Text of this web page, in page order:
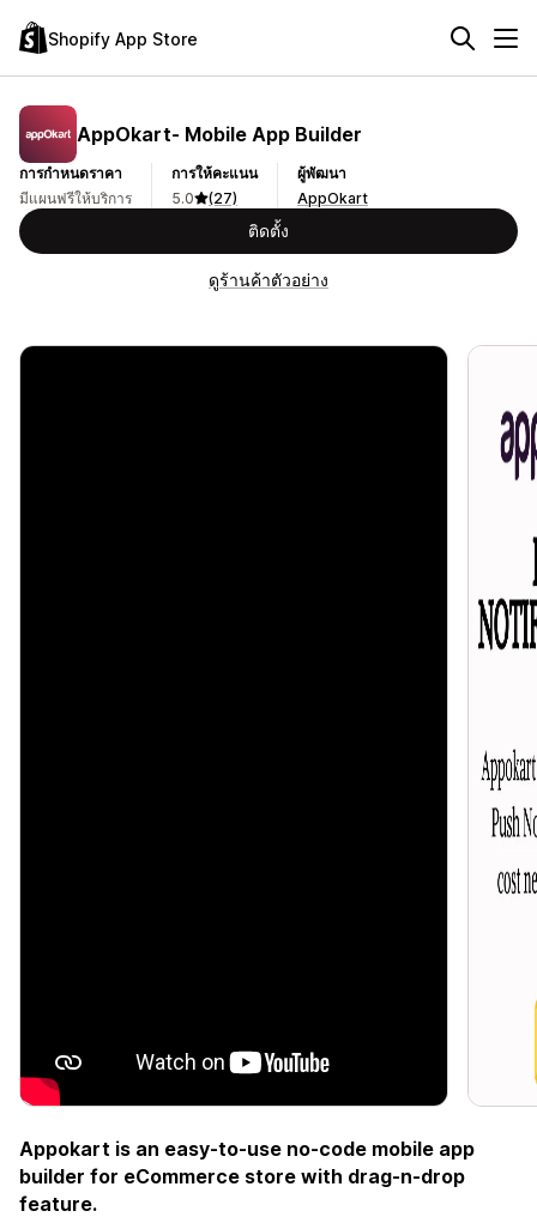
Shopify App Store
AppOkart‑ Mobile App Builder
การกำหนดราคา
มีแผนฟรีให้บริการ
การให้คะแนน
5.0
(27)
ผู้พัฒนา
AppOkart
ติดตั้ง
ดูร้านค้าตัวอย่าง
Appokart is an easy-to-use no-code mobile app
builder for eCommerce store with drag-n-drop
feature.